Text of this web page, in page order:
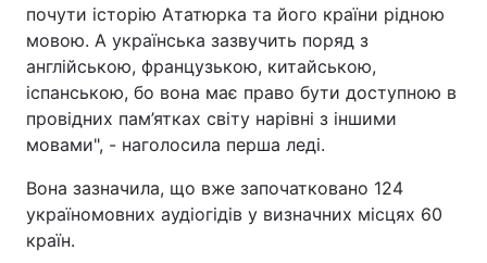
почути історію Ататюрка та його країни рідною
мовою. А українська зазвучить поряд з
англійською, французькою, китайською,
іспанською, бо вона має право бути доступною в
провідних пам’ятках світу нарівні з іншими
мовами", - наголосила перша леді.
Вона зазначила, що вже започатковано 124
україномовних аудіогідів у визначних місцях 60
країн.